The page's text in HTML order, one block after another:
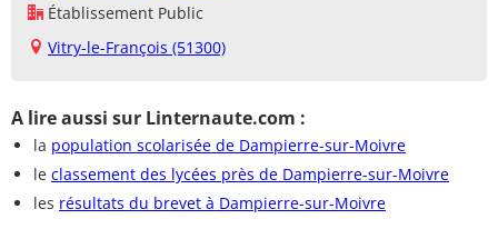
Établissement Public
Vitry-le-François (51300)
A lire aussi sur Linternaute.com :
la population scolarisée de Dampierre-sur-Moivre
le classement des lycées près de Dampierre-sur-Moivre
les résultats du brevet à Dampierre-sur-Moivre